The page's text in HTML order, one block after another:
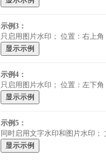
示例3：
只启用图片水印； 位置：右上
示例4：
只启用图片水印； 位置：左下
示例5：
同时启用文字水印和图片水印